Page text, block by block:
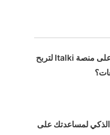
كيف تصبح مدرس على منصة Italki لتربح
الذكي لمساعدتك على